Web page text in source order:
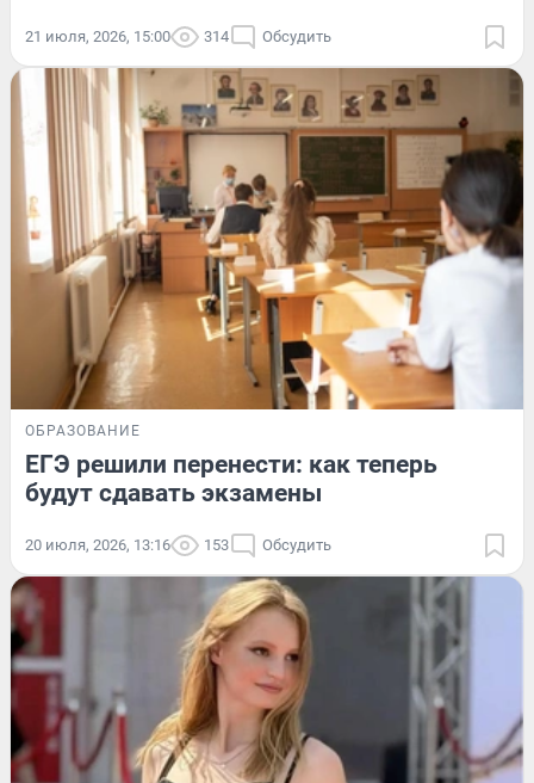
21 июля, 2026, 15:00 314 Обсудить
ОБРАЗОВАНИЕ
ЕГЭ решили перенести: как теперь
будут сдавать экзамены
20 июля, 2026, 13:16 153 Обсудить